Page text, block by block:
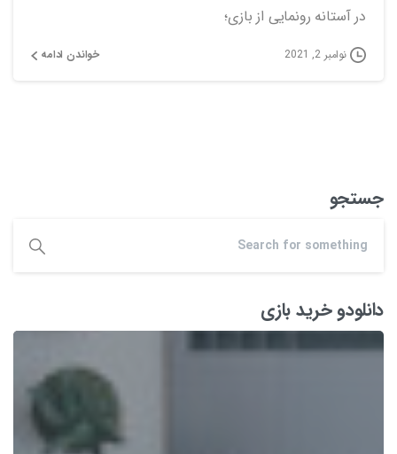
در آستانه رونمایی از بازی؛
نوامبر 2, 2021 خواندن ادامه
جستجو
دانلودو خرید بازی